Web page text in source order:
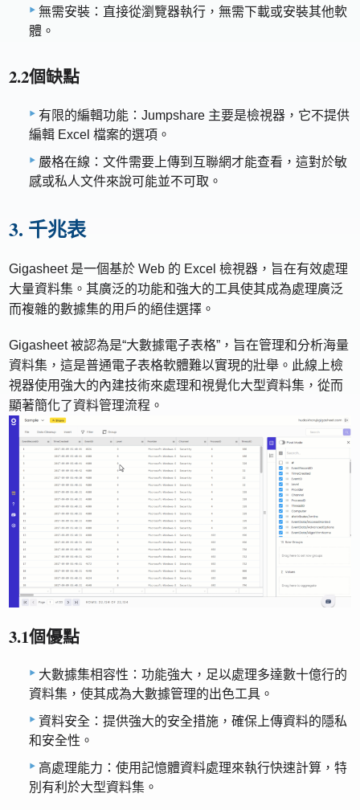
無需安裝：直接從瀏覽器執行，無需下載或安裝其他軟
體。
2.2個缺點
有限的編輯功能：Jumpshare 主要是檢視器，它不提供
編輯 Excel 檔案的選項。
嚴格在線：文件需要上傳到互聯網才能查看，這對於敏
感或私人文件來說可能並不可取。
3. 千兆表
Gigasheet 是一個基於 Web 的 Excel 檢視器，旨在有效處理
大量資料集。其廣泛的功能和強大的工具使其成為處理廣泛
而複雜的數據集的用戶的絕佳選擇。
Gigasheet 被認為是“大數據電子表格”，旨在管理和分析海量
資料集，這是普通電子表格軟體難以實現的壯舉。此線上檢
視器使用強大的內建技術來處理和視覺化大型資料集，從而
顯著簡化了資料管理流程。
3.1個優點
大數據集相容性：功能強大，足以處理多達數十億行的
資料集，使其成為大數據管理的出色工具。
資料安全：提供強大的安全措施，確保上傳資料的隱私
和安全性。
高處理能力：使用記憶體資料處理來執行快速計算，特
別有利於大型資料集。